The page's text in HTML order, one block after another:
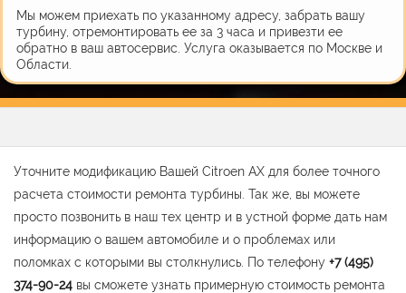
Мы можем приехать по указанному адресу, забрать вашу
турбину, отремонтировать ее за 3 часа и привезти ее
обратно в ваш автосервис. Услуга оказывается по Москве и
Области.
Уточните модификацию Вашей Citroen AX для более точного
расчета стоимости ремонта турбины. Так же, вы можете
просто позвонить в наш тех центр и в устной форме дать нам
информацию о вашем автомобиле и о проблемах или
поломках с которыми вы столкнулись. По телефону +7 (495)
374-90-24 вы сможете узнать примерную стоимость ремонта